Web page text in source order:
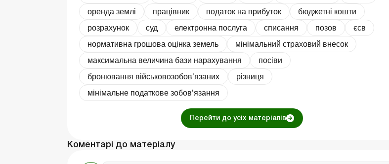
оренда землі
працівник податок на прибуток
бюджетні кошти
розрахунок
суд електронна послуга списання позов
єсв
нормативна грошова оцінка земель
мінімальний страховий внесок
максимальна величина бази нарахування
посіви
бронювання військовозобов’язаних
різниця
мінімальне податкове зобов’язання
Перейти до усіх матеріалів
Коментарі до матеріалу